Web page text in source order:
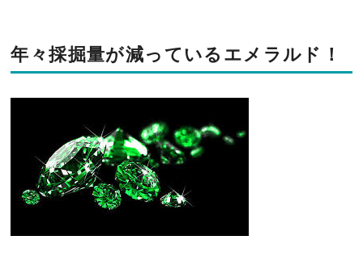
年々採掘量が減っているエメラルド！